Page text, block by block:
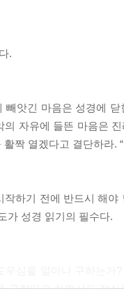
.
빼앗긴 마음은 성경에
의 자유에 들뜬 마음은
짝 열겠다고 결단하라.
작하기 전에 반드시 해
가 성경 읽기의 필수다.
구한다고 하면서도 절